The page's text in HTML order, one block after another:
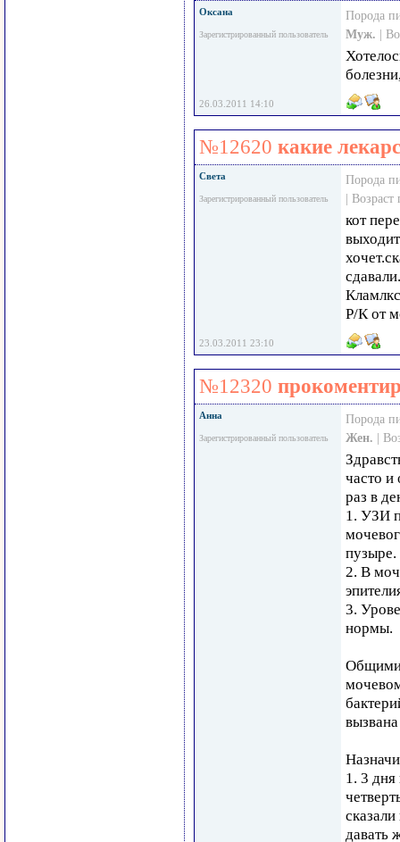
Оксана
Зарегистрированный пользователь
Порода
Муж. |
26.03.2011 14:10
№12620 какие
Света
Зарегистрированный пользователь
Порода
|
кот
Р/К от
23.03.2011 23:10
№12320
Анна
Зарегистрированный пользователь
Порода
Жен. |
часто и
раз в
1. УЗИ
пузыре.
2. В
3.
нормы.
Общими
1. 3
давать